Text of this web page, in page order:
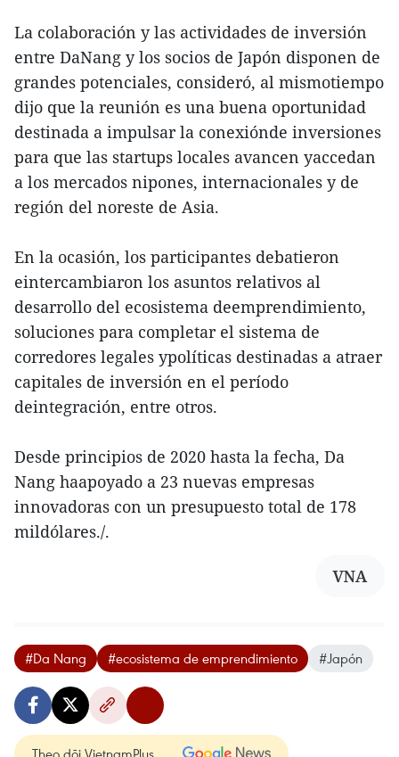
La colaboración y las actividades de inversión
entre DaNang y los socios de Japón disponen de
grandes potenciales, consideró, al mismotiempo
dijo que la reunión es una buena oportunidad
destinada a impulsar la conexiónde inversiones
para que las startups locales avancen yaccedan
a los mercados nipones, internacionales y de
región del noreste de Asia.
En la ocasión, los participantes debatieron
eintercambiaron los asuntos relativos al
desarrollo del ecosistema deemprendimiento,
soluciones para completar el sistema de
corredores legales ypolíticas destinadas a atraer
capitales de inversión en el período
deintegración, entre otros.
Desde principios de 2020 hasta la fecha, Da
Nang haapoyado a 23 nuevas empresas
innovadoras con un presupuesto total de 178
mildólares./.
VNA
#Da Nang #ecosistema de emprendimiento #Japón
Theo dõi VietnamPlus